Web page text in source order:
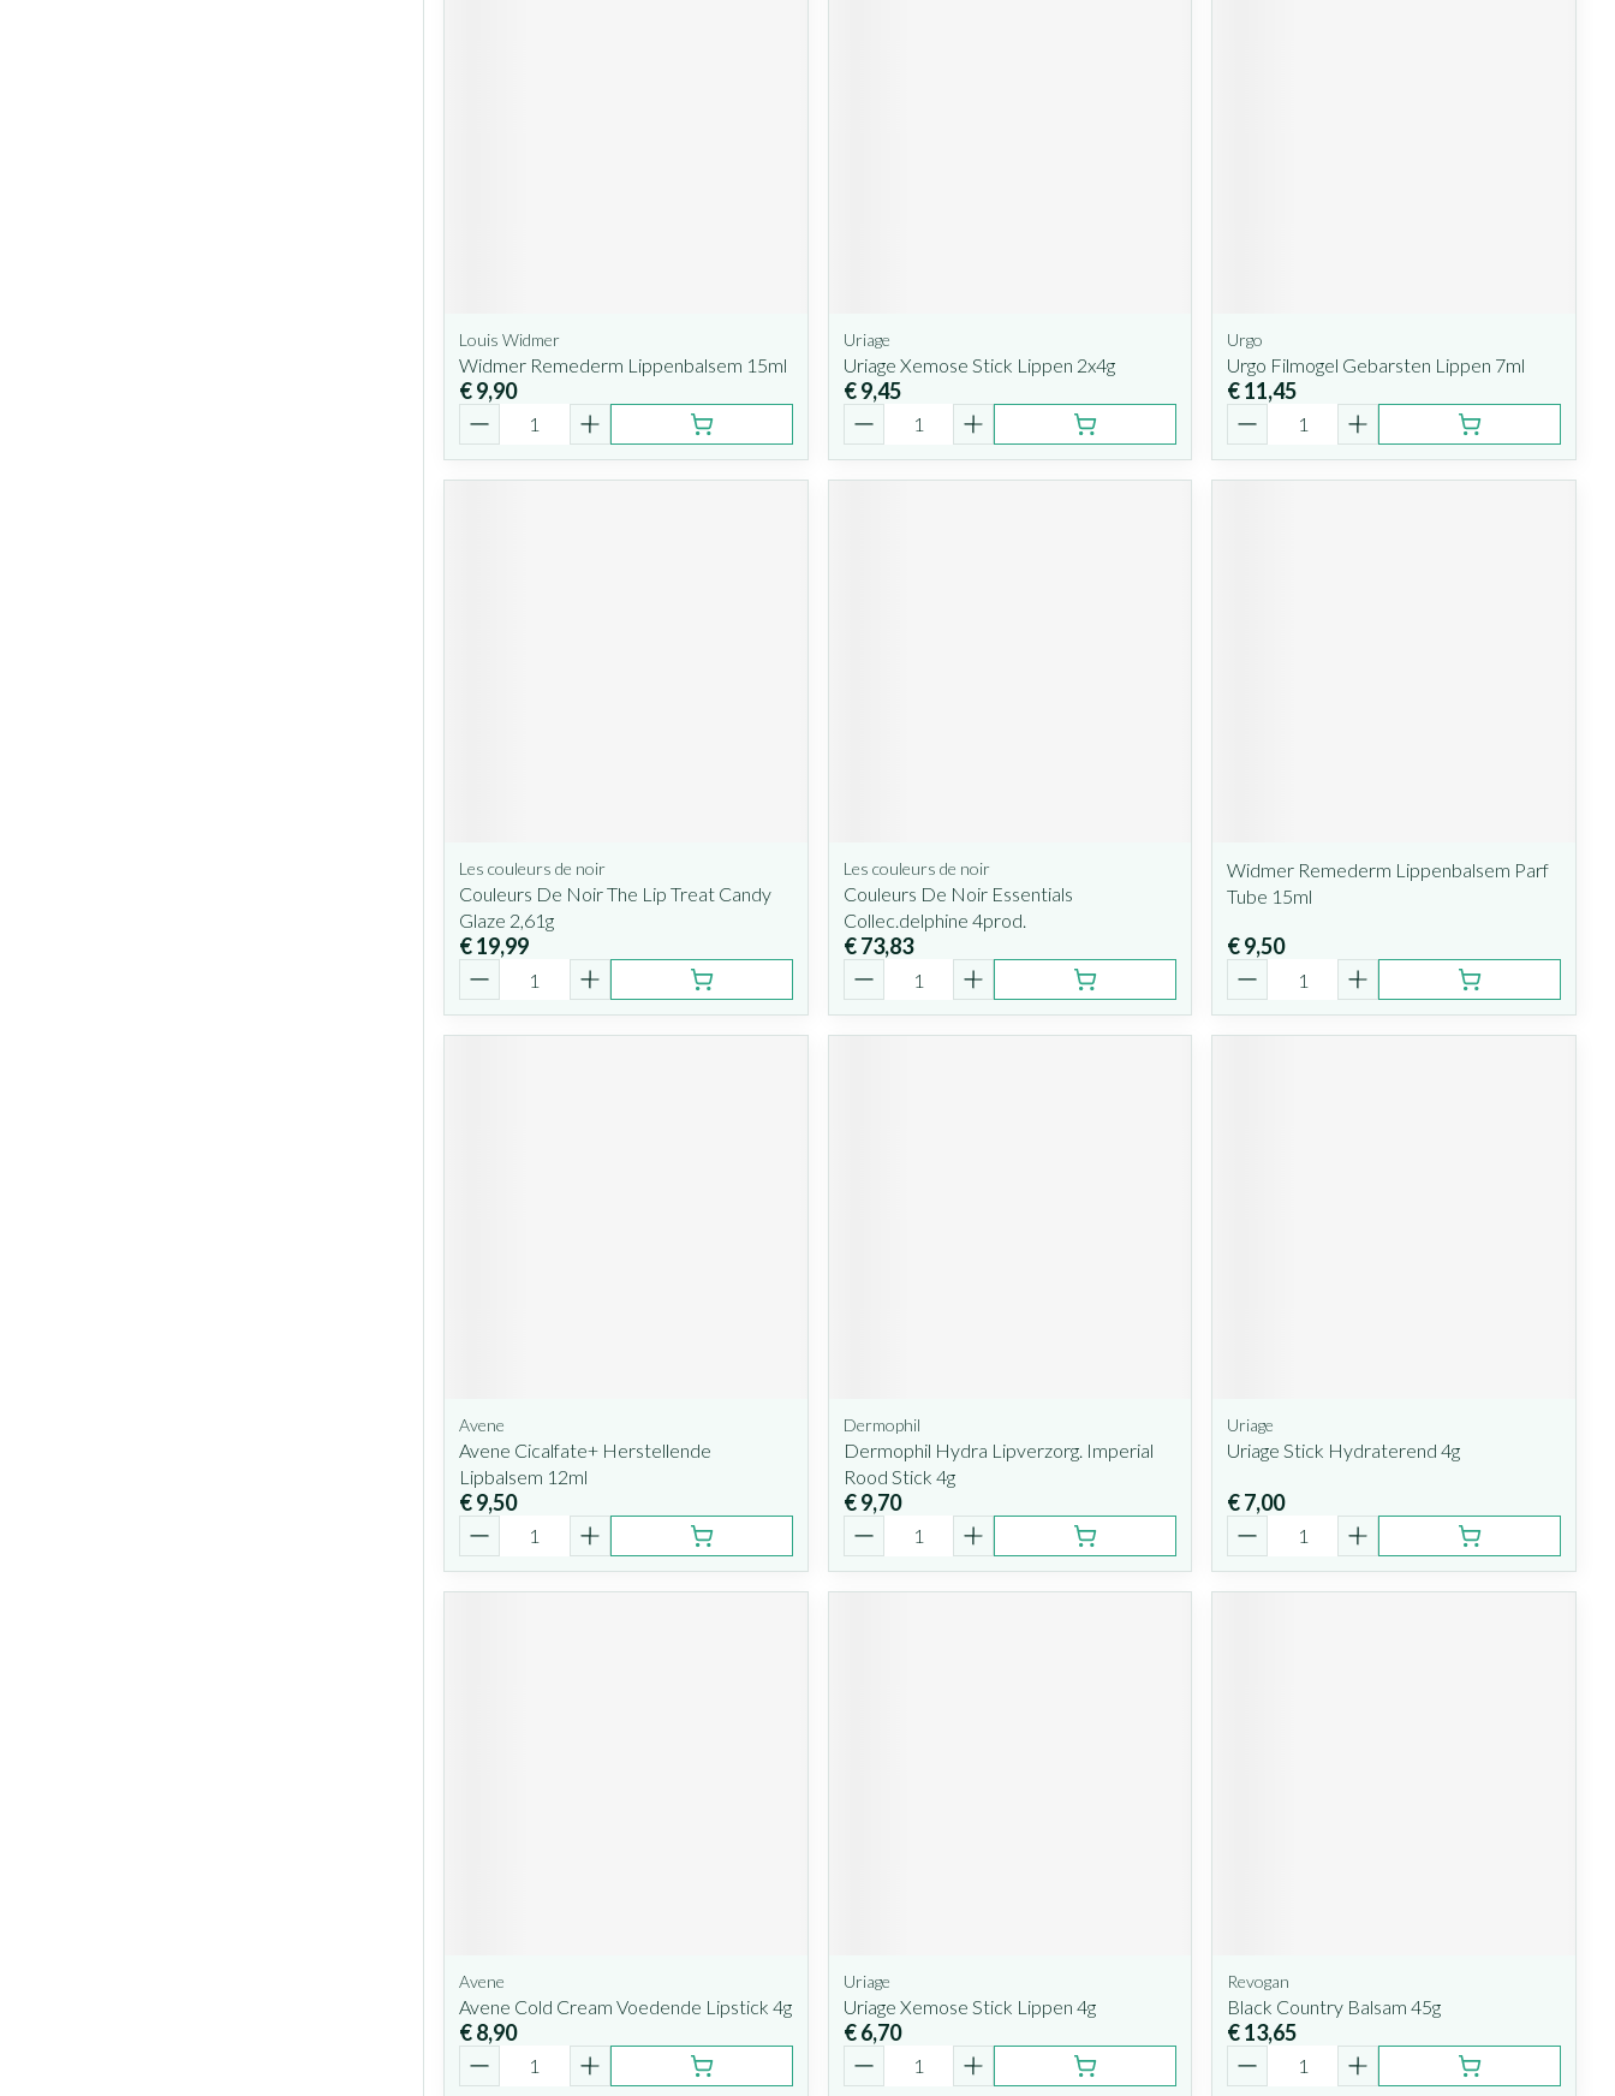
Louis Widmer
Widmer Remederm Lippenbalsem 15ml
€ 9,90
Uriage
Uriage Xemose Stick Lippen 2x4g
€ 9,45
Urgo
Urgo Filmogel Gebarsten Lippen 7ml
€ 11,45
Les couleurs de noir
Couleurs De Noir The Lip Treat Candy
Glaze 2,61g
€ 19,99
Les couleurs de noir
Couleurs De Noir Essentials
Collec.delphine 4prod.
€ 73,83
Widmer Remederm Lippenbalsem Parf
Tube 15ml
€ 9,50
Avene
Avene Cicalfate+ Herstellende
Lipbalsem 12ml
€ 9,50
Dermophil
Dermophil Hydra Lipverzorg. Imperial
Rood Stick 4g
€ 9,70
Uriage
Uriage Stick Hydraterend 4g
€ 7,00
Avene
Avene Cold Cream Voedende Lipstick 4g
€ 8,90
Uriage
Uriage Xemose Stick Lippen 4g
€ 6,70
Revogan
Black Country Balsam 45g
€ 13,65